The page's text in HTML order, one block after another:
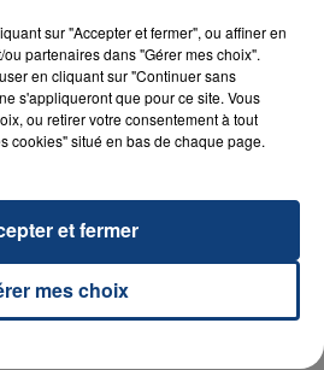
et leur bébé de trois mois
RESSORT DE LA...
contre la clinique qui a
sur "Accepter et fermer", ou affiner en
partenaires dans "Gérer mes choix".
en cliquant sur "Continuer sans
s'appliqueront que pour ce site. Vous
ou retirer votre consentement à tout
cookies" situé en bas de chaque page.
mes choix
et fermer